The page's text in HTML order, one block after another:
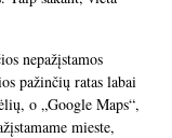
nepažįstamos
pažinčių ratas labai
o „Google Maps“,
mieste,